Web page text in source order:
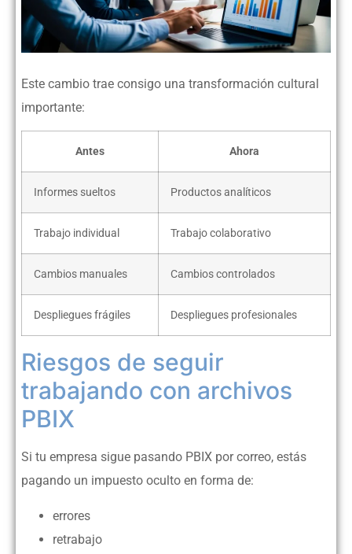
Este cambio trae consigo una transformación cultural
importante:
Antes Ahora
Informes sueltos Productos analíticos
Trabajo individual Trabajo colaborativo
Cambios manuales Cambios controlados
Despliegues frágiles Despliegues profesionales
Riesgos de seguir
trabajando con archivos
PBIX
Si tu empresa sigue pasando PBIX por correo, estás
pagando un impuesto oculto en forma de:
errores
retrabajo